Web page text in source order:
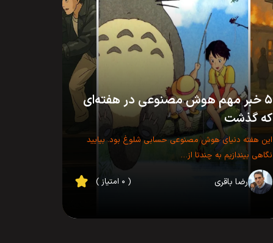
۵ خبر مهم هوش مصنوعی در هفته‌ای
که گذشت
این هفته دنیای هوش مصنوعی حسابی شلوغ بود. بیایید
نگاهی بیندازیم به چندتا از…
رضا باقری ( ۰ امتیاز )